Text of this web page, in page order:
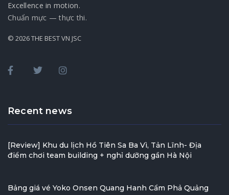
Excellence in motion.
Chuẩn mực — thực thi.
© 2026 THE BEST VN JSC
Recent news
[Review] Khu du lịch Hồ Tiên Sa Ba Vì, Tản Lĩnh- Địa
điểm chơi team building + nghỉ dưỡng gần Hà Nội
Bảng giá vé Yoko Onsen Quang Hanh Cẩm Phả Quảng